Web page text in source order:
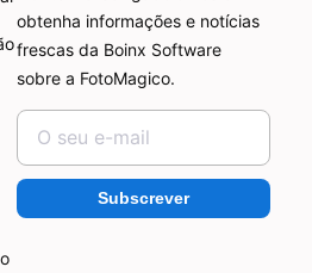
obtenha informações e notícias
frescas da Boinx Software
sobre a FotoMagico.
Subscrever